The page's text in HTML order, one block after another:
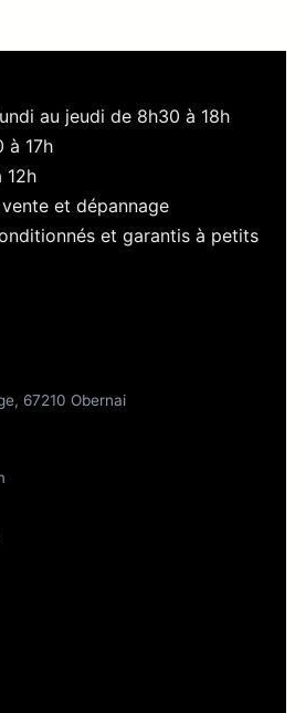
au jeudi de 8h30 à 18h
à 17h
12h
et dépannage
et garantis à petits
67210 Obernai